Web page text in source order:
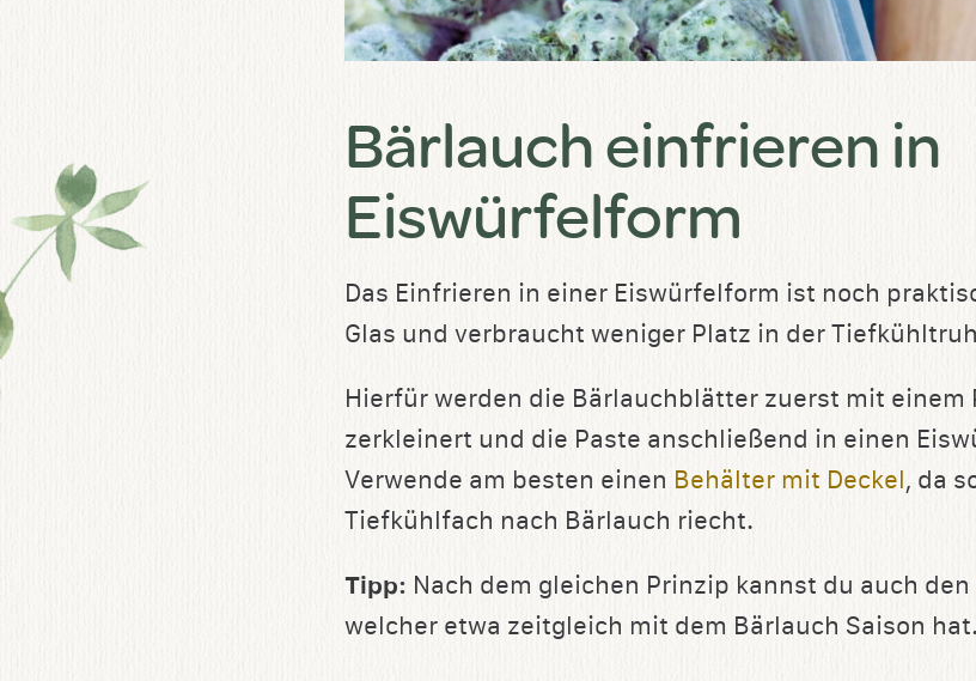
Bärlauch einfrieren in
Eiswürfelform
Das Einfrieren in einer Eiswürfelform ist noch
Glas und verbraucht weniger Platz in der
Hierfür werden die Bärlauchblätter zuerst mit einem
zerkleinert und die Paste anschließend in einen
Verwende am besten einen Behälter mit Deckel, da
Tiefkühlfach nach Bärlauch riecht.
Tipp: Nach dem gleichen Prinzip kannst du auch den
welcher etwa zeitgleich mit dem Bärlauch Saison hat.